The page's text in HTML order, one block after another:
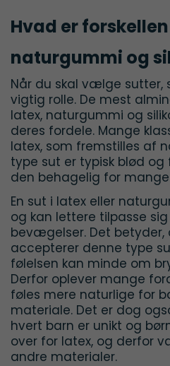
Hvad er
naturgummi og
Når du skal vælge sutter,
vigtig rolle. De mest
latex, naturgummi og
deres fordele. Mange
latex, som fremstilles af
type sut er typisk blød og
den behagelig for
En sut i latex eller
og kan lettere tilpasse
bevægelser. Det
accepterer denne type
følelsen kan minde om
Derfor oplever mange
føles mere naturlige for
materiale. Det er dog
hvert barn er unikt og
over for latex, og derfor
andre materialer.